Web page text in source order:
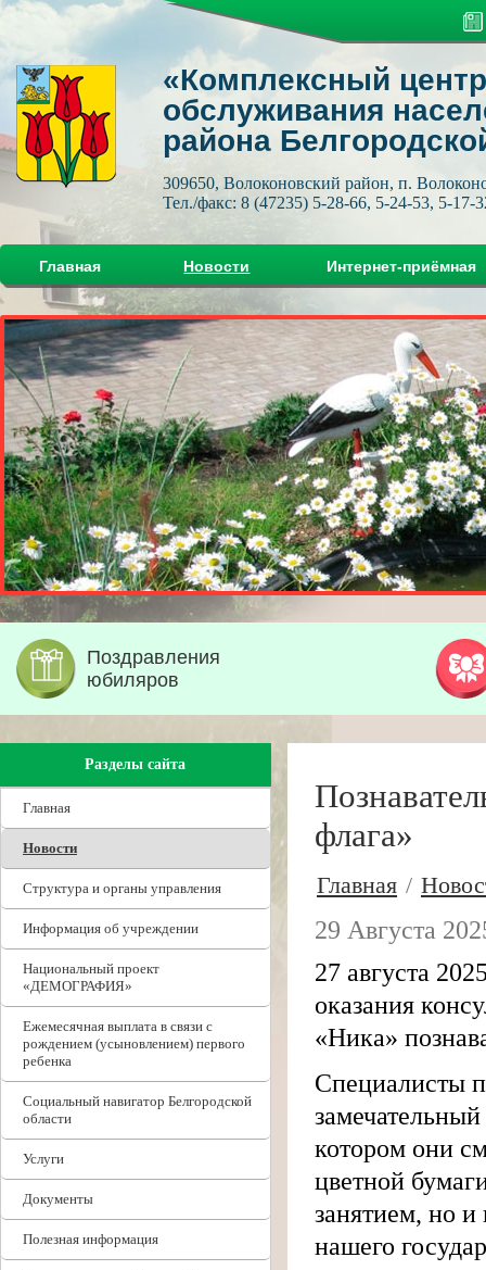
«Комплексный
обслуживания
района
309650, Волоконовский район, п.
Тел./факс: 8 (47235) 5-28-66, 5-24-53, 5-17-
Главная Новости Интернет-приёмная
Поздравления
юбиляров
Разделы сайта
Главная
Новости
Структура и органы управления
Информация об учреждении
Национальный проект
«ДЕМОГРАФИЯ»
Ежемесячная выплата в связи с
рождением (усыновлением) первого
ребенка
Социальный навигатор Белгородской
области
Услуги
Документы
Полезная информация
флага»
Главная /
29 Августа
27 августа
оказания
«Ника»
Специалисты
котором они
цветной
занятием, но
нашего